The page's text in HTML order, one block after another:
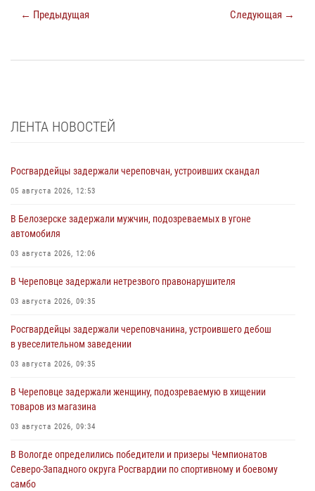
← Предыдущая Следующая →
ЛЕНТА НОВОСТЕЙ
Росгвардейцы задержали череповчан, устроивших скандал
05 августа 2026, 12:53
В Белозерске задержали мужчин, подозреваемых в угоне
автомобиля
03 августа 2026, 12:06
В Череповце задержали нетрезвого правонарушителя
03 августа 2026, 09:35
Росгвардейцы задержали череповчанина, устроившего дебош
в увеселительном заведении
03 августа 2026, 09:35
В Череповце задержали женщину, подозреваемую в хищении
товаров из магазина
03 августа 2026, 09:34
В Вологде определились победители и призеры Чемпионатов
Северо-Западного округа Росгвардии по спортивному и боевому
самбо